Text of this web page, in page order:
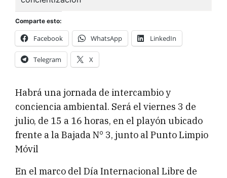
Comparte esto:
Facebook WhatsApp LinkedIn
Telegram X
Habrá una jornada de intercambio y
conciencia ambiental. Será el viernes 3 de
julio, de 15 a 16 horas, en el playón ubicado
frente a la Bajada N° 3, junto al Punto Limpio
Móvil
En el marco del Día Internacional Libre de